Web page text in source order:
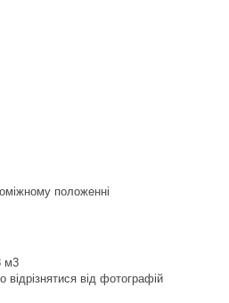
положенні
м3
від фотографій